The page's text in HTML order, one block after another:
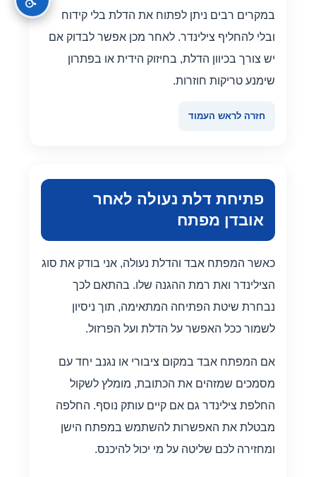
במקרים רבים ניתן לפתוח את הדלת בלי קידוח
ובלי להחליף צילינדר. לאחר מכן אפשר לבדוק אם
יש צורך בכיוון הדלת, בחיזוק הידית או בפתרון
שימנע טריקות חוזרות.
חזרה לראש העמוד
פתיחת דלת נעולה לאחר
אובדן מפתח
כאשר המפתח אבד והדלת נעולה, אני בודק את סוג
הצילינדר ואת רמת ההגנה שלו. בהתאם לכך
נבחרת שיטת הפתיחה המתאימה, תוך ניסיון
לשמור ככל האפשר על הדלת ועל הפרזול.
אם המפתח אבד במקום ציבורי או נגנב יחד עם
מסמכים שמזהים את הכתובת, מומלץ לשקול
החלפת צילינדר גם אם קיים עותק נוסף. החלפה
מבטלת את האפשרות להשתמש במפתח הישן
ומחזירה לכם שליטה על מי יכול להיכנס.